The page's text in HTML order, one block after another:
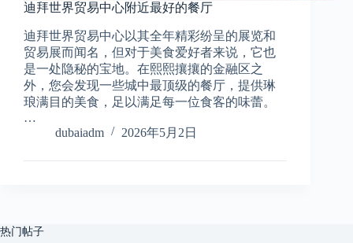
迪拜世界贸易中心附近最好的餐厅
迪拜世界贸易中心以其全年精彩纷呈的展览和
贸易展而闻名，但对于美食爱好者来说，它也
是一处隐秘的宝地。在熙熙攘攘的金融区之
外，您会发现一些城中最顶级的餐厅，提供琳
琅满目的美食，足以满足每一位食客的味蕾。
…
dubaiadm
2026年5月2日
热门帖子